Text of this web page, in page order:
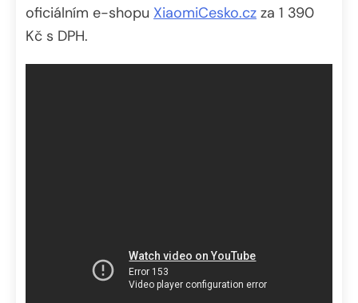
oficiálním e-shopu XiaomiCesko.cz za 1 390
Kč s DPH.